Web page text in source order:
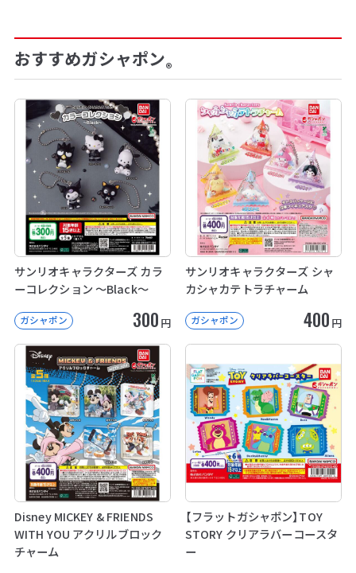
おすすめガシャポン®
サンリオキャラクターズ カラ
ーコレクション ～Black～
ガシャポン 300 円
サンリオキャラクターズ シャ
カシャカテトラチャーム
ガシャポン 400 円
Disney MICKEY & FRIENDS
WITH YOU アクリルブロック
チャーム
【フラットガシャポン】TOY
STORY クリアラバーコースタ
ー